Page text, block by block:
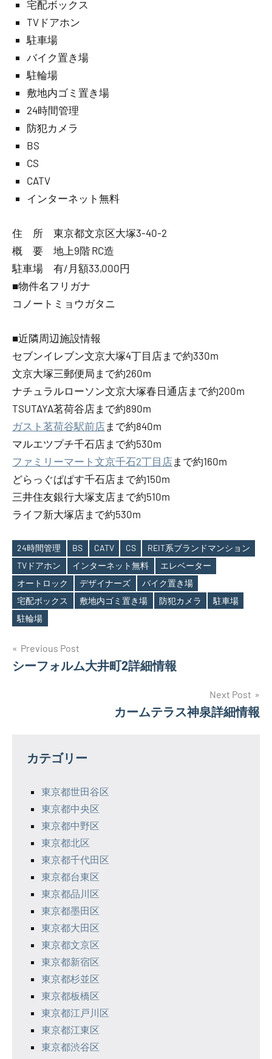
宅配ボックス
TVドアホン
駐車場
バイク置き場
駐輪場
敷地内ゴミ置き場
24時間管理
防犯カメラ
BS
CS
CATV
インターネット無料
住 所 東京都文京区大塚3-40-2
概 要 地上9階 RC造
駐車場 有/月額33,000円
■物件名フリガナ
コノートミョウガタニ
■近隣周辺施設情報
セブンイレブン文京大塚4丁目店まで約330m
文京大塚三郵便局まで約260m
ナチュラルローソン文京大塚春日通店まで約200m
TSUTAYA茗荷谷店まで約890m
ガスト茗荷谷駅前店まで約840m
マルエツプチ千石店まで約530m
ファミリーマート文京千石2丁目店まで約160m
どらっぐぱぱす千石店まで約150m
三井住友銀行大塚支店まで約510m
ライフ新大塚店まで約530m
Tags
24時間管理 BS CATV CS
REIT系ブランドマンション
TVドアホン
インターネット無料
エレベーター
オートロック
デザイナーズ
バイク置き場
宅配ボックス
敷地内ゴミ置き場 防犯カメラ
駐車場
駐輪場
投
稿
ー
Previous Post
シーフォルム大井町2詳細情報
Next Post
カームテラス神泉詳細情報
カテゴリー
東京都世田谷区
東京都中央区
東京都中野区
東京都北区
東京都千代田区
東京都台東区
東京都品川区
東京都墨田区
東京都大田区
東京都文京区
東京都新宿区
東京都杉並区
東京都板橋区
東京都江戸川区
東京都江東区
東京都渋谷区